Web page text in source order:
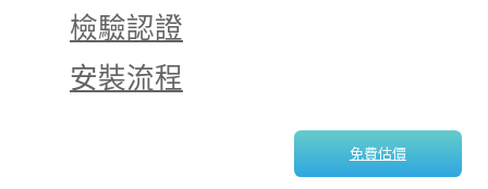
檢驗認證
安裝流程
免費估價